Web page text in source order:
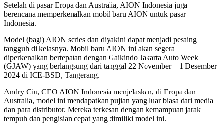
Setelah di pasar Eropa dan Australia, AION Indonesia juga
berencana memperkenalkan mobil baru AION untuk pasar
Indonesia.
Model (bagi) AION series dan diyakini dapat menjadi pesaing
tangguh di kelasnya. Mobil baru AION ini akan segera
diperkenalkan bertepatan dengan Gaikindo Jakarta Auto Week
(GJAW) yang berlangsung dari tanggal 22 November – 1 Desember
2024 di ICE-BSD, Tangerang.
Andry Ciu, CEO AION Indonesia menjelaskan, di Eropa dan
Australia, model ini mendapatkan pujian yang luar biasa dari media
dan para distributor. Mereka terkesan dengan kemampuan jarak
tempuh dan pengisian cepat yang dimiliki model ini.